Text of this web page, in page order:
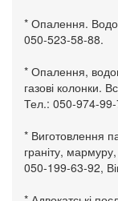
* Опалення.
050-523-58-88.
* Опалення,
газові колонки.
Тел.: 050-974-
* Виготовлення
граніту,
050-199-63-92,